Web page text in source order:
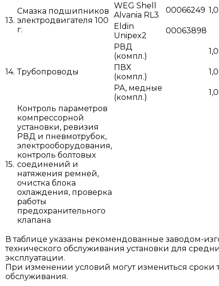
13.
Смазка подшипников
электродвигателя 100
г.
WEG Shell
Alvania RL3
00066249 1,0
Eldin
Unipex2
00063898
14. Трубопроводы
РВД
(компл.)
1,0
ПВХ
(компл.)
1,0
РА, медные
(компл.)
1,0
15.
Контроль параметров
компрессорной
установки, ревизия
РВД и пневмотрубок,
электрооборудования,
контроль болтовых
соединений и
натяжения ремней,
очистка блока
охлаждения, проверка
работы
предохранительного
клапана
В таблице указаны рекомендованные заводом-
технического обслуживания установки для
эксплуатации.
При изменении условий могут измениться сроки
обслуживания.